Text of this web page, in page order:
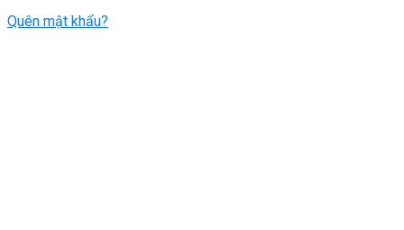
Quên mật khẩu?